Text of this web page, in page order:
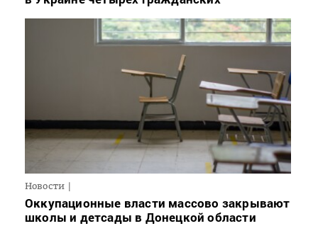
Новости
Оккупационные власти массово закрывают
школы и детсады в Донецкой области